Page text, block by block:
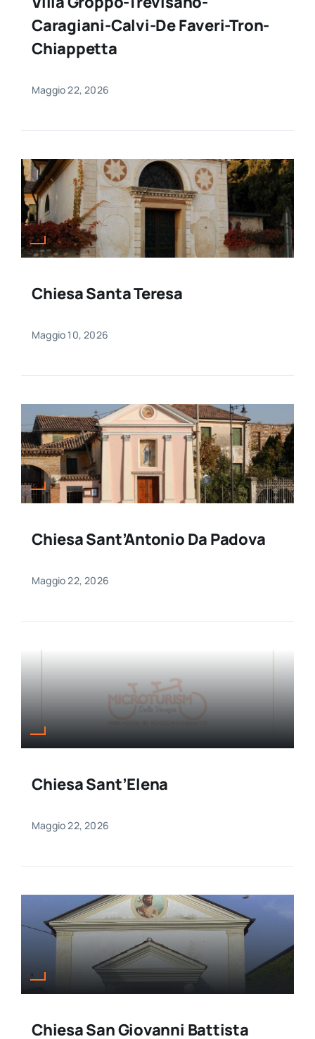
Caragiani-Calvi-De Faveri-Tron-
Chiappetta
Maggio 22, 2026
Chiesa Santa Teresa
Maggio 10, 2026
Chiesa Sant’Antonio Da Padova
Maggio 22, 2026
Chiesa Sant’Elena
Maggio 22, 2026
Chiesa San Giovanni Battista